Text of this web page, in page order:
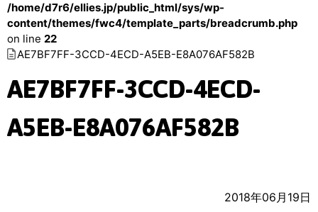
/home/d7r6/ellies.jp/public_html/sys/wp-
content/themes/fwc4/template_parts/breadcrumb.php
on line 22
AE7BF7FF-3CCD-4ECD-A5EB-E8A076AF582B
AE7BF7FF-3CCD-4ECD-
A5EB-E8A076AF582B
2018年06月19日